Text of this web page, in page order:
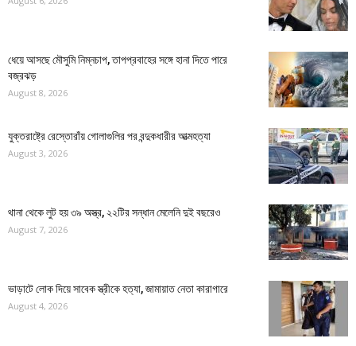
ধেয়ে আসছে মৌসুমি নিম্নচাপ, তাপপ্রবাহের সঙ্গে হানা দিতে পারে
বজ্রঝড়
August 8, 2026
যুক্তরাষ্ট্রে রেস্তোরাঁয় গোলাগুলির পর বন্দুকধারীর আত্মহত্যা
August 3, 2026
থানা থেকে লুট হয় ৩৯ অস্ত্র, ২২টির সন্ধান মেলেনি দুই বছরেও
August 7, 2026
ভাড়াটে লোক দিয়ে সাবেক স্ত্রীকে হত্যা, জামায়াত নেতা কারাগারে
August 4, 2026